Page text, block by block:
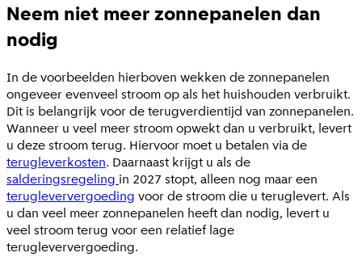
Neem niet meer zonnepanelen dan
nodig
In de voorbeelden hierboven wekken de zonnepanelen
ongeveer evenveel stroom op als het huishouden verbruikt.
Dit is belangrijk voor de terugverdientijd van zonnepanelen.
Wanneer u veel meer stroom opwekt dan u verbruikt, levert
u deze stroom terug. Hiervoor moet u betalen via de
terugleverkosten. Daarnaast krijgt u als de
salderingsregeling in 2027 stopt, alleen nog maar een
terugleververgoeding voor de stroom die u teruglevert. Als
u dan veel meer zonnepanelen heeft dan nodig, levert u
veel stroom terug voor een relatief lage
terugleververgoeding.